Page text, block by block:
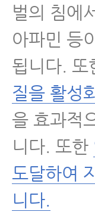
벌의 침에
아파민 등
됩니다. 또
질을 활성
을 효과적
니다. 또한
도달하여
니다.